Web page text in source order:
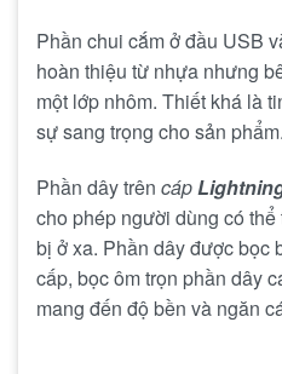
Phần chui cắm ở đầu USB
hoàn thiệu từ nhựa nhưng
một lớp nhôm. Thiết khá là
sự sang trọng cho sản phẩm.
Phần dây trên cáp
cho phép người dùng có
bị ở xa. Phần dây được bọc
cấp, bọc ôm trọn phần dây
mang đến độ bền và ngăn